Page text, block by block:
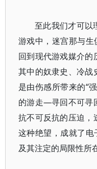
至此我们才可以
游戏中，迷宫那与生
回到现代游戏媒介
其中的奴隶史、冷战
是由伤感所带来的“
的游走—寻回不可寻
抗不可反抗的压迫，
这种绝望，成就了电
及其注定的局限性所在